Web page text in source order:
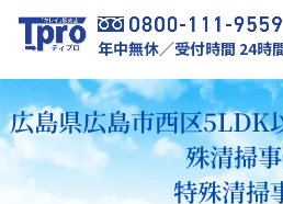
年中無休／受付時間 24時
広島県広島市西区5LDK
殊清掃
特殊清掃